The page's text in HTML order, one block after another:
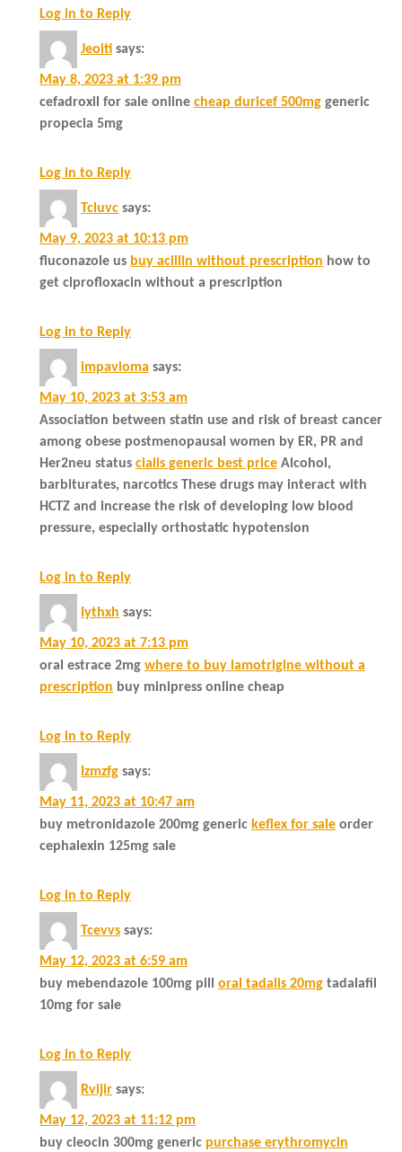
Log in to Reply
Jeoiti says:
May 8, 2023 at 1:39 pm
cefadroxil for sale online cheap duricef 500mg generic
propecia 5mg
Log in to Reply
Tcluvc says:
May 9, 2023 at 10:13 pm
fluconazole us buy acillin without prescription how to
get ciprofloxacin without a prescription
Log in to Reply
impavioma says:
May 10, 2023 at 3:53 am
Association between statin use and risk of breast cancer
among obese postmenopausal women by ER, PR and
Her2neu status cialis generic best price Alcohol,
barbiturates, narcotics These drugs may interact with
HCTZ and increase the risk of developing low blood
pressure, especially orthostatic hypotension
Log in to Reply
Iythxh says:
May 10, 2023 at 7:13 pm
oral estrace 2mg where to buy lamotrigine without a
prescription buy minipress online cheap
Log in to Reply
Izmzfg says:
May 11, 2023 at 10:47 am
buy metronidazole 200mg generic keflex for sale order
cephalexin 125mg sale
Log in to Reply
Tcevvs says:
May 12, 2023 at 6:59 am
buy mebendazole 100mg pill oral tadalis 20mg tadalafil
10mg for sale
Log in to Reply
Rvijir says:
May 12, 2023 at 11:12 pm
buy cleocin 300mg generic purchase erythromycin